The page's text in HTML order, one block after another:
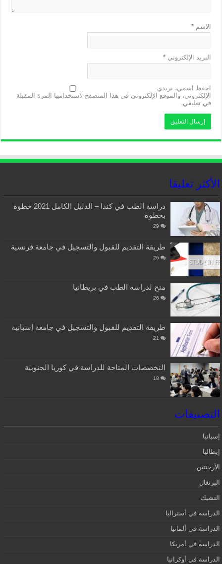
الاسم*
البريد الإلكتروني*
احفظ اسمي، بريدي
الإلكتروني، والموقع الإلكتروني في هذا المتصفح لاستخدامها المرة المقبلة
في تعليقي.
الأكثر تعليقا
دراسة الطب في كندا – الدليل الكامل 2021 خطوة
بخطوة
29
طريقة التقديم للقبول والتسجيل في جامعة فرنسية
26
منح لدراسة الطب في بريطانيا
26
طريقة التقديم للقبول والتسجيل في جامعة إسبانية
21
التخصصات المتاحة للدراسة في كوريا الجنوبية
18
التصنيفات
إسبانيا‎
إيطاليا
الأرجنتين
البرتغال
التشيك
الدراسة في أستراليا
الدراسة في ألمانيا
الدراسة في أمريكا
الدراسة في أوكرانيا